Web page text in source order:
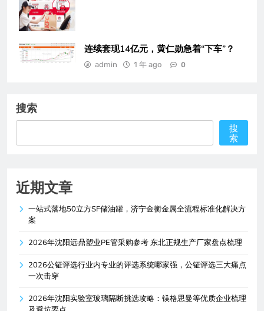
连续套现14亿元，黄仁勋急着“下车”？
admin 1 年 ago 0
搜索
搜
索
近期文章
一站式落地50立方SF储油罐，济宁金衡金属全流程标准化解决方
案
2026年沈阳远鼎塑业PE管采购参考 东北正规生产厂家盘点梳理
2026公钲评选行业内专业的评选系统哪家强，公钲评选三大痛点
一次击穿
2026年沈阳实验室玻璃隔断挑选攻略：镁格思曼等优质企业梳理